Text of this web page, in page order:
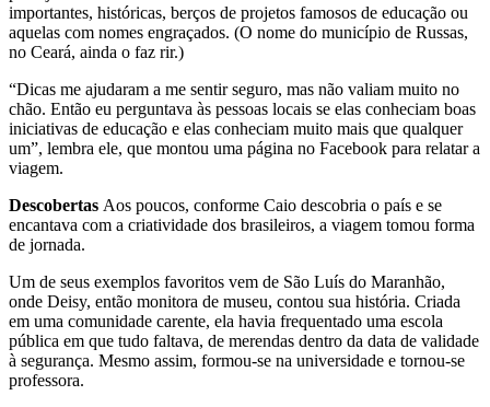
importantes, históricas, berços de projetos famosos de educação ou
aquelas com nomes engraçados. (O nome do município de Russas,
no Ceará, ainda o faz rir.)
“Dicas me ajudaram a me sentir seguro, mas não valiam muito no
chão. Então eu perguntava às pessoas locais se elas conheciam boas
iniciativas de educação e elas conheciam muito mais que qualquer
um”, lembra ele, que montou uma página no Facebook para relatar a
viagem.
Descobertas Aos poucos, conforme Caio descobria o país e se
encantava com a criatividade dos brasileiros, a viagem tomou forma
de jornada.
Um de seus exemplos favoritos vem de São Luís do Maranhão,
onde Deisy, então monitora de museu, contou sua história. Criada
em uma comunidade carente, ela havia frequentado uma escola
pública em que tudo faltava, de merendas dentro da data de validade
à segurança. Mesmo assim, formou-se na universidade e tornou-se
professora.